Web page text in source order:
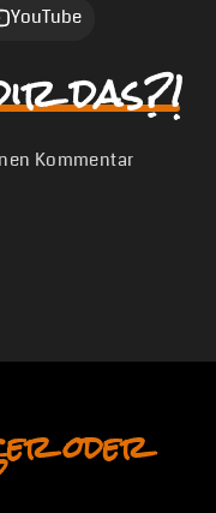
YouTube
das?!
Kommentar
oder